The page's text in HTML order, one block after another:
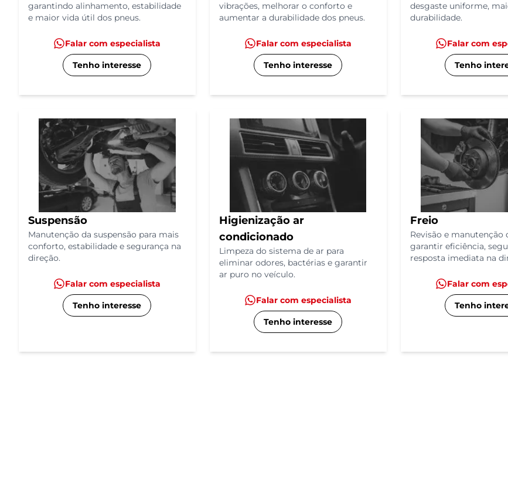
garantindo alinhamento, estabilidade
e maior vida útil dos pneus.
Falar com especialista
Tenho interesse
vibrações, melhorar o conforto e
aumentar a durabilidade dos pneus.
Falar com especialista
Tenho interesse
desgaste uniforme,
durabilidade.
Falar com
Tenho
Suspensão
Manutenção da suspensão para mais
conforto, estabilidade e segurança na
direção.
Falar com especialista
Tenho interesse
Higienização ar
condicionado
Limpeza do sistema de ar para
eliminar odores, bactérias e garantir
ar puro no veículo.
Falar com especialista
Tenho interesse
Freio
Revisão e manutenção
garantir eficiência,
resposta imediata na
Falar com
Tenho